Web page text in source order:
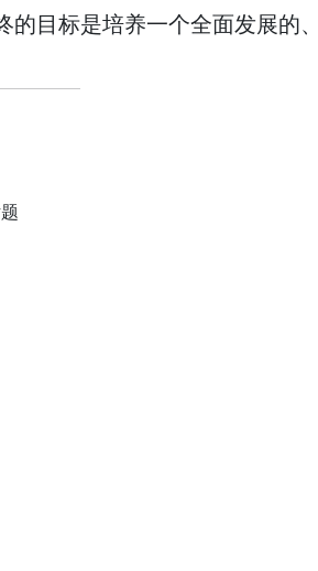
的目标是培养一个全面发展的